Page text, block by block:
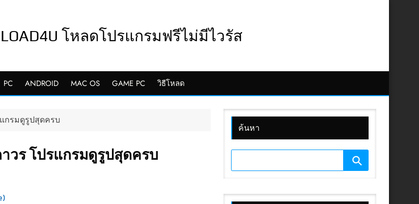
LOAD4U โหลดโปรแกรมฟรีไม่มีไวรัส
PC ANDROID MAC OS GAME PC วิธีโหลด
แกรมดูรูปสุดครบ
าวร โปรแกรมดูรูปสุดครบ
ค้นหา